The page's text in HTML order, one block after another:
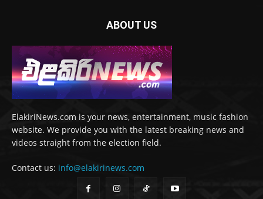
ABOUT US
ElakiriNews.com is your news, entertainment, music fashion
website. We provide you with the latest breaking news and
videos straight from the election field.
Contact us: info@elakirinews.com